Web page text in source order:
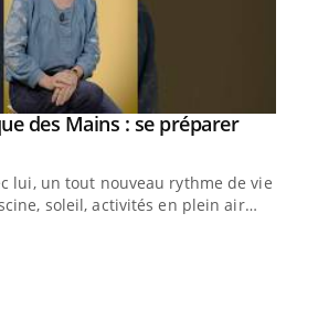
des Mains : se préparer
lui, un tout nouveau rythme de vie !
soleil, activités en plein air…